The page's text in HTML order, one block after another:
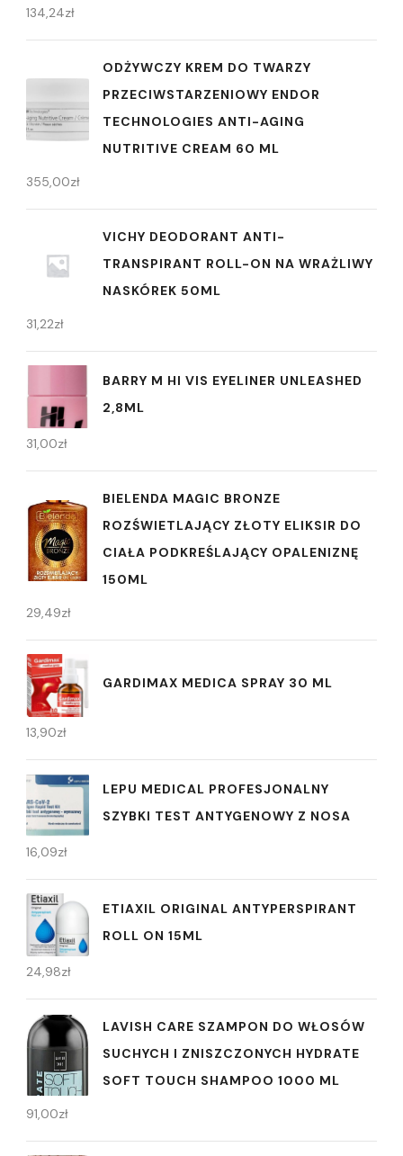
134,24zł
ODŻYWCZY KREM DO TWARZY
PRZECIWSTARZENIOWY ENDOR
TECHNOLOGIES ANTI-AGING
NUTRITIVE CREAM 60 ML
355,00zł
VICHY DEODORANT ANTI-
TRANSPIRANT ROLL-ON NA WRAŻLIWY
NASKÓREK 50ML
31,22zł
BARRY M HI VIS EYELINER UNLEASHED
2,8ML
31,00zł
BIELENDA MAGIC BRONZE
ROZŚWIETLAJĄCY ZŁOTY ELIKSIR DO
CIAŁA PODKREŚLAJĄCY OPALENIZNĘ
150ML
29,49zł
GARDIMAX MEDICA SPRAY 30 ML
13,90zł
LEPU MEDICAL PROFESJONALNY
SZYBKI TEST ANTYGENOWY Z NOSA
16,09zł
ETIAXIL ORIGINAL ANTYPERSPIRANT
ROLL ON 15ML
24,98zł
LAVISH CARE SZAMPON DO WŁOSÓW
SUCHYCH I ZNISZCZONYCH HYDRATE
SOFT TOUCH SHAMPOO 1000 ML
91,00zł